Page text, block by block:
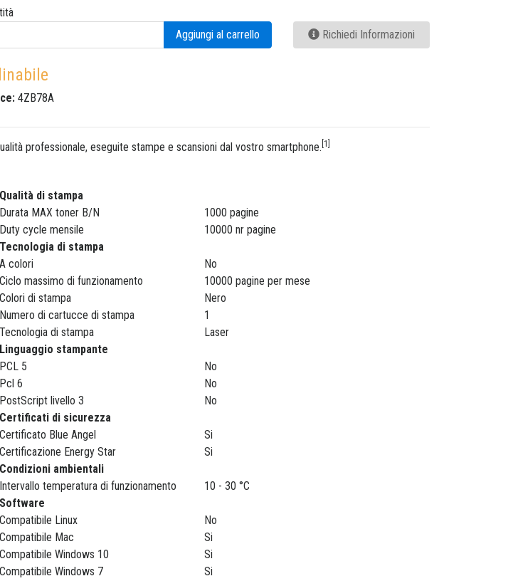
Aggiungi al carrello
Richiedi Informazioni
4ZB78A
professionale, eseguite stampe e scansioni dal vostro smartphone. [1]
Qualità di stampa
Durata MAX toner B/N
1000 pagine
Duty cycle mensile
10000 nr pagine
Tecnologia di stampa
A colori
No
Ciclo massimo di funzionamento
10000 pagine per mese
Colori di stampa
Nero
Numero di cartucce di stampa
1
Tecnologia di stampa
Laser
Linguaggio stampante
PCL 5
No
Pcl 6
No
PostScript livello 3
No
Certificati di sicurezza
Certificato Blue Angel
Si
Certificazione Energy Star
Si
Condizioni ambientali
Intervallo temperatura di funzionamento
10 - 30 °C
Software
Compatibile Linux
No
Compatibile Mac
Si
Compatibile Windows 10
Si
Compatibile Windows 7
Si